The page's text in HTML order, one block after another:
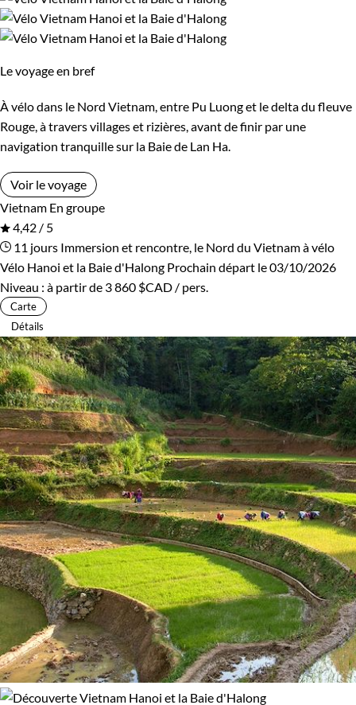
Le voyage en bref
À vélo dans le Nord Vietnam, entre Pu Luong et le delta du fleuve
Rouge, à travers villages et rizières, avant de finir par une
navigation tranquille sur la Baie de Lan Ha.
Voir le voyage
Vietnam En groupe
4,42 / 5
11 jours Immersion et rencontre, le Nord du Vietnam à vélo
Vélo Hanoi et la Baie d'Halong Prochain départ le 03/10/2026
Niveau : à partir de 3 860 $CAD / pers.
Carte
Détails